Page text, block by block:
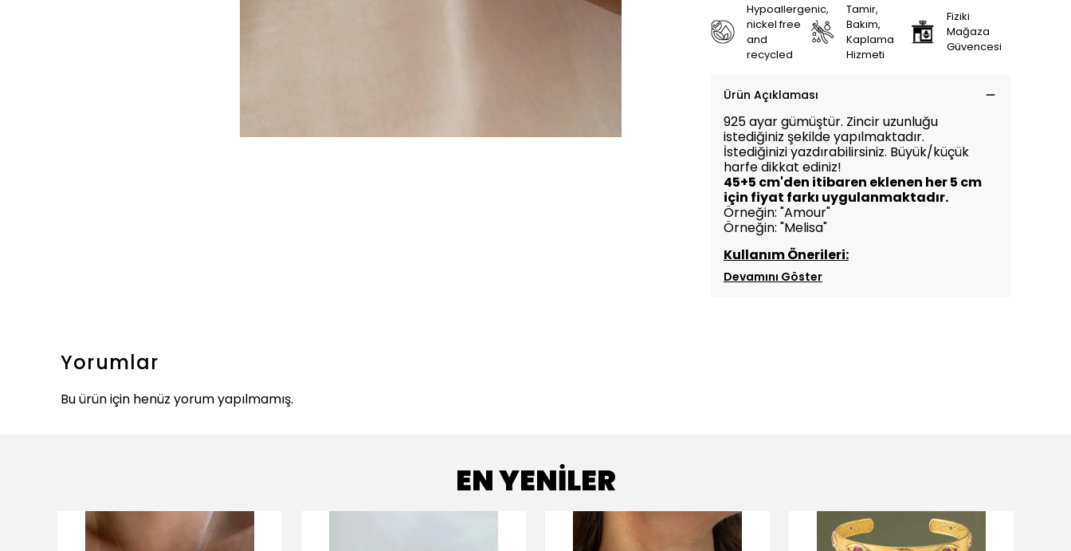
Hypoallergenic,
nickel free
and
recycled
Tamir,
Bakım,
Kaplama
Hizmeti
Fiziki
Mağaza
Güvencesi
Ürün Açıklaması
925 ayar gümüştür. Zincir uzunluğu
istediğiniz şekilde yapılmaktadır.
İstediğinizi yazdırabilirsiniz. Büyük/küçük
harfe dikkat ediniz!
45+5 cm'den itibaren eklenen her 5 cm
için fiyat farkı uygulanmaktadır.
Örneğin: "Amour"
Örneğin: "Melisa"
Kullanım Önerileri:
Devamını Göster
Yorumlar
Bu ürün için henüz yorum yapılmamış.
EN YENİLER